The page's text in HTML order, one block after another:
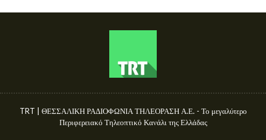
TRT | ΘΕΣΣΑΛΙΚΗ ΡΑΔΙΟΦΩΝΙΑ ΤΗΛΕΟΡΑΣΗ Α.Ε. - Το μεγαλύτερο
Περιφερειακό Τηλεοπτικό Κανάλι της Ελλάδας